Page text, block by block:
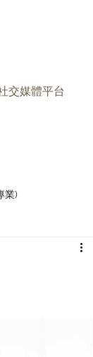
交媒體平台
業)